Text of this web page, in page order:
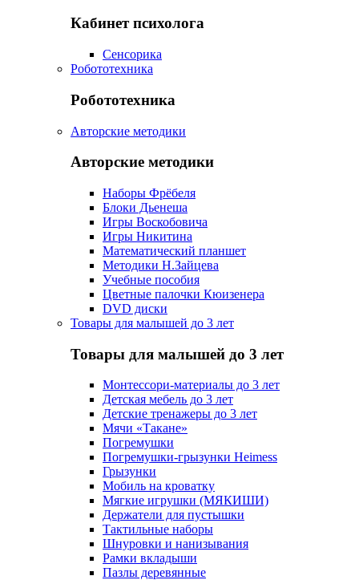
Кабинет психолога
Сенсорика
Робототехника
Робототехника
Авторские методики
Авторские методики
Наборы Фрёбеля
Блоки Дьенеша
Игры Воскобовича
Игры Никитина
Математический планшет
Методики Н.Зайцева
Учебные пособия
Цветные палочки Кюизенера
DVD диски
Товары для малышей до 3 лет
Товары для малышей до 3 лет
Монтессори-материалы до 3 лет
Детская мебель до 3 лет
Детские тренажеры до 3 лет
Мячи «Такане»
Погремушки
Погремушки-грызунки Heimess
Грызунки
Мобиль на кроватку
Мягкие игрушки (МЯКИШИ)
Держатели для пустышки
Тактильные наборы
Шнуровки и нанизывания
Рамки вкладыши
Пазлы деревянные